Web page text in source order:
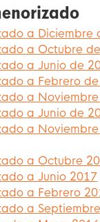
a Diciembre
a Octubre
a Junio de
a Febrero
a
a Junio de
a
a Octubre
a Junio 2017
a Febrero
a